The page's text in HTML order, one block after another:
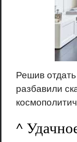
Решив
разбавили
^